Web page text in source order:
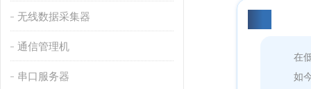
无线数据采集器
通信管理机
串口服务器
在
如